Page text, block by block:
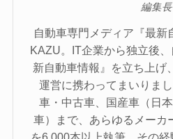
編集長
自動車専門メディア『最新
KAZU。IT企業から独立後
新自動車情報』を立ち上げ
運営に携わってまいりま
車・中古車、国産車（日
車）まで、あらゆるメーカ